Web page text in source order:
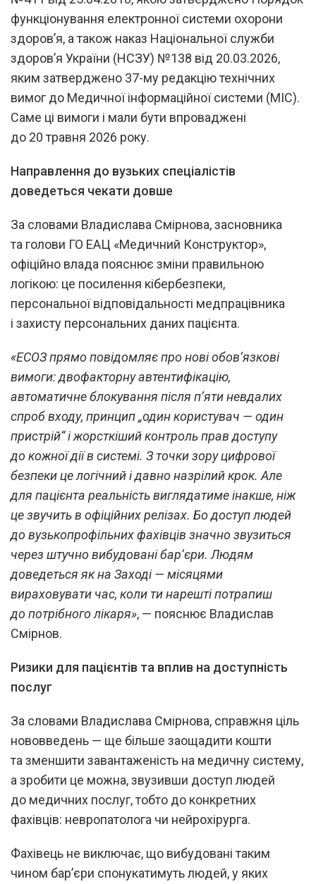
функціонування електронної системи охорони
здоров’я, а також наказ Національної служби
здоров’я України (НСЗУ) №138 від 20.03.2026,
яким затверджено 37-му редакцію технічних
вимог до Медичної інформаційної системи (МІС).
Саме ці вимоги і мали бути впроваджені
до 20 травня 2026 року.
Направлення до вузьких спеціалістів
доведеться чекати довше
За словами Владислава Смірнова, засновника
та голови ГО ЕАЦ «Медичний Конструктор»,
офіційно влада пояснює зміни правильною
логікою: це посилення кібербезпеки,
персональної відповідальності медпрацівника
і захисту персональних даних пацієнта.
«ЕСОЗ прямо повідомляє про нові обов’язкові
вимоги: двофакторну автентифікацію,
автоматичне блокування після п’яти невдалих
спроб входу, принцип „один користувач — один
пристрій“ і жорсткіший контроль прав доступу
до кожної дії в системі. З точки зору цифрової
безпеки це логічний і давно назрілий крок. Але
для пацієнта реальність виглядатиме інакше, ніж
це звучить в офіційних релізах. Бо доступ людей
до вузькопрофільних фахівців значно звузиться
через штучно вибудовані бар’єри. Людям
доведеться як на Заході — місяцями
вираховувати час, коли ти нарешті потрапиш
до потрібного лікаря», — пояснює Владислав
Смірнов.
Ризики для пацієнтів та вплив на доступність
послуг
За словами Владислава Смірнова, справжня ціль
нововведень — ще більше заощадити кошти
та зменшити завантаженість на медичну систему,
а зробити це можна, звузивши доступ людей
до медичних послуг, тобто до конкретних
фахівців: невропатолога чи нейрохірурга.
Фахівець не виключає, що вибудовані таким
чином бар’єри спонукатимуть людей, у яких